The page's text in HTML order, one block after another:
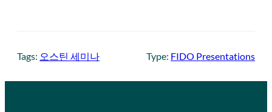
Tags: 오스틴 세미나 Type: FIDO Presentations